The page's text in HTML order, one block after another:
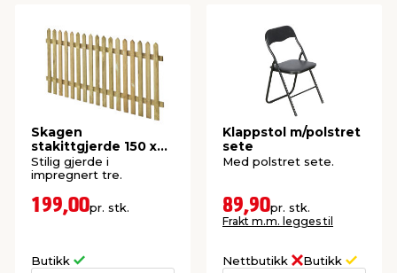
Skagen
stakittgjerde 150 x
70 cm
Stilig gjerde i
impregnert tre.
199,00pr. stk.
Butikk
Klappstol m/polstret
sete
Med polstret sete.
89,90pr. stk.
Frakt m.m. legges til
Nettbutikk Butikk